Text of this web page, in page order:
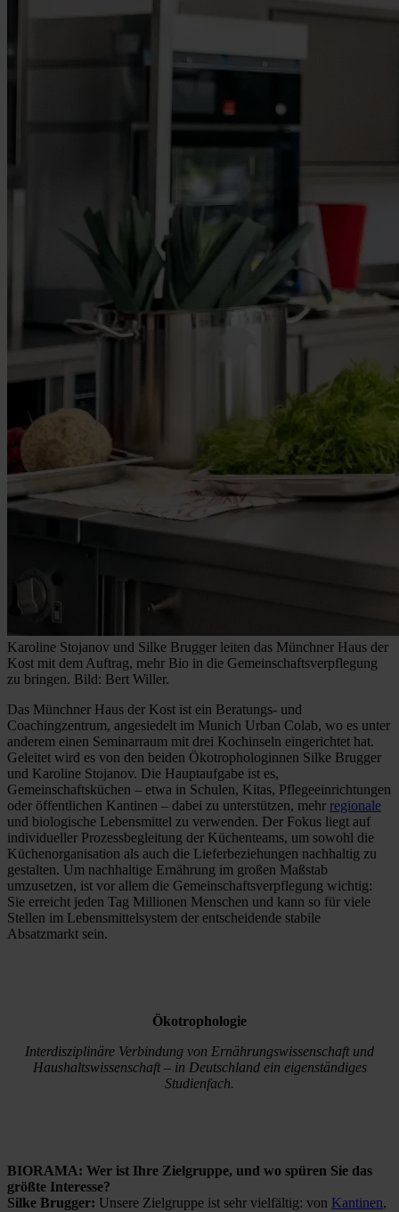
Karoline Stojanov und Silke Brugger leiten das Münchner Haus der
Kost mit dem Auftrag, mehr Bio in die Gemeinschaftsverpflegung
zu bringen. Bild: Bert Willer.
Das Münchner Haus der Kost ist ein Beratungs- und
Coachingzentrum, angesiedelt im Munich Urban Colab, wo es unter
anderem einen Seminarraum mit drei Kochinseln eingerichtet hat.
Geleitet wird es von den beiden Ökotrophologinnen Silke Brugger
und Karoline Stojanov. Die Hauptaufgabe ist es,
Gemeinschaftsküchen – etwa in Schulen, Kitas, Pflegeeinrichtungen
oder öffentlichen Kantinen – dabei zu unterstützen, mehr regionale
und biologische Lebensmittel zu verwenden. Der Fokus liegt auf
individueller Prozessbegleitung der Küchenteams, um sowohl die
Küchenorganisation als auch die Lieferbeziehungen nachhaltig zu
gestalten. Um nachhaltige Ernährung im großen Maßstab
umzusetzen, ist vor allem die Gemeinschaftsverpflegung wichtig:
Sie erreicht jeden Tag Millionen Menschen und kann so für viele
Stellen im Lebensmittelsystem der entscheidende stabile
Absatzmarkt sein.
Ökotrophologie
Interdisziplinäre Verbindung von Ernährungswissenschaft und
Haushaltswissenschaft – in Deutschland ein eigenständiges
Studienfach.
BIORAMA: Wer ist Ihre Zielgruppe, und wo spüren Sie das
größte Interesse?
Silke Brugger: Unsere Zielgruppe ist sehr vielfältig: von Kantinen,